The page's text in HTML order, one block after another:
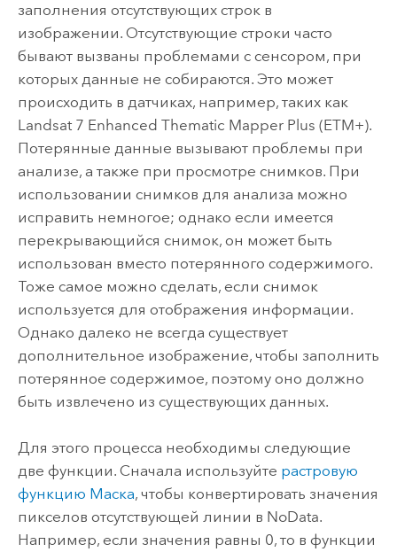
заполнения отсутствующих строк в
изображении. Отсутствующие строки часто
бывают вызваны проблемами с сенсором, при
которых данные не собираются. Это может
происходить в датчиках, например, таких как
Landsat 7 Enhanced Thematic Mapper Plus (ETM+).
Потерянные данные вызывают проблемы при
анализе, а также при просмотре снимков. При
использовании снимков для анализа можно
исправить немногое; однако если имеется
перекрывающийся снимок, он может быть
использован вместо потерянного содержимого.
Тоже самое можно сделать, если снимок
используется для отображения информации.
Однако далеко не всегда существует
дополнительное изображение, чтобы заполнить
потерянное содержимое, поэтому оно должно
быть извлечено из существующих данных.
Для этого процесса необходимы следующие
две функции. Сначала используйте растровую
функцию Маска, чтобы конвертировать значения
пикселов отсутствующей линии в NoData.
Например, если значения равны 0, то в функции